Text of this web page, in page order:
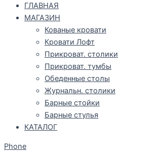
ГЛАВНАЯ
МАГАЗИН
Кованые кровати
Кровати Лофт
Прикроват. столики
Прикроват. тумбы
Обеденные столы
Журнальн. столики
Барные стойки
Барные стулья
КАТАЛОГ
Phone